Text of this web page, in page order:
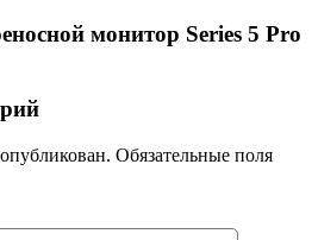
монитор Series 5 Pro
Обязательные поля